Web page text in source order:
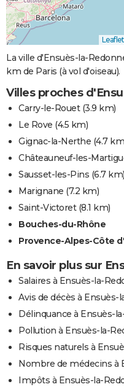
Leaflet
La ville d'Ensuès-la-
km de Paris (à vol d'oiseau).
Villes proches
Carry-le-Rouet(3.9 km)
Le Rove (4.5 km)
Gignac-la-Nerthe (4.7
Châteauneuf-les-
Sausset-les-Pins (6.7 km)
Marignane (7.2 km)
Saint-Victoret(8.1 km)
Bouches-du-Rhône
Provence-Alpes-Côte
En savoir plus sur
Salaires à Ensuès-la-
Avis de décès à Ensuès-
Délinquance à Ensuès-
Pollution à Ensuès-la-
Risques naturels à
Nombre de médecins à
Impôts à Ensuès-la-